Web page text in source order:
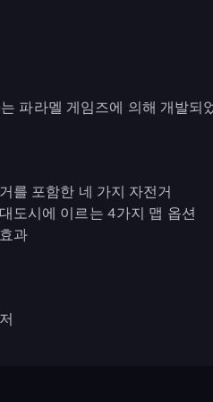
파라멜 게임즈에 의해 개발되
를 포함한 네 가지 자전거
도시에 이르는 4가지 맵 옵션
과